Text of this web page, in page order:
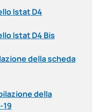
Istat D4
Istat D4 Bis
della scheda
della
19